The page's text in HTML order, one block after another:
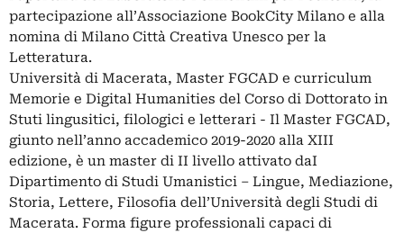
partecipazione all’Associazione BookCity Milano e alla
nomina di Milano Città Creativa Unesco per la
Letteratura.
Università di Macerata, Master FGCAD e curriculum
Memorie e Digital Humanities del Corso di Dottorato in
Stuti lingusitici, filologici e letterari - Il Master FGCAD,
giunto nell’anno accademico 2019-2020 alla XIII
edizione, è un master di II livello attivato daI
Dipartimento di Studi Umanistici – Lingue, Mediazione,
Storia, Lettere, Filosofia dell’Università degli Studi di
Macerata. Forma figure professionali capaci di